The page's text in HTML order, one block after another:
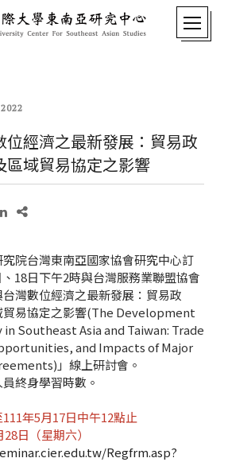
位經濟之最新發展：貿易政
區域貿易協定之影響
院台灣東南亞國家協會研究中心訂
18日下午2時與台灣服務業聯盟協會
灣數位經濟之最新發展：貿易政
貿易協定之影響(The Development
Southeast Asia and Taiwan: Trade
and Impacts of Major
」線上研討會。
終身學習時數。
年5月17日中午12點止
日（星期六）
Regfrm.asp?